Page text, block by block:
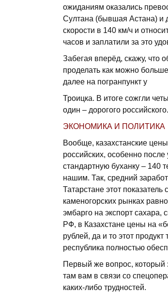
ожиданиям оказались
Султана (бывшая Астана) и
скорости в 140 км/ч и
часов и заплатили за это
Забегая вперёд, скажу, что
проделать как можно
далее на погранпункт у
Троицка. В итоге сожгли
один – дорогого российского.
ЭКОНОМИКА И ПОЛИТИКА
Вообще, казахстанские
российских, особенно
стандартную буханку – 140
нашим. Так, средний
Татарстане этот
каменогорских рынках
эмбарго на экспорт
РФ, в Казахстане цены на
рублей, да и то этот
республика полностью
Первый же вопрос, который
там вам в связи со
каких-либо трудностей.